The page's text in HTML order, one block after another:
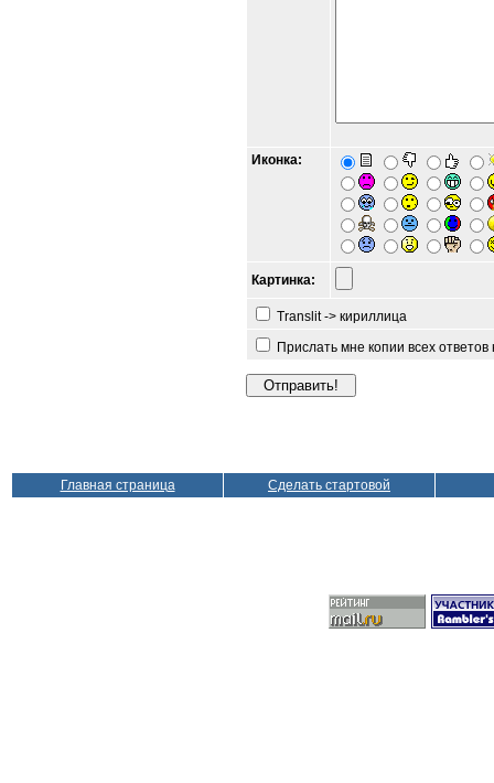
Иконка:
Картинка:
Translit -> кириллица
Прислать мне копии всех
Главная страница Сделать стартовой